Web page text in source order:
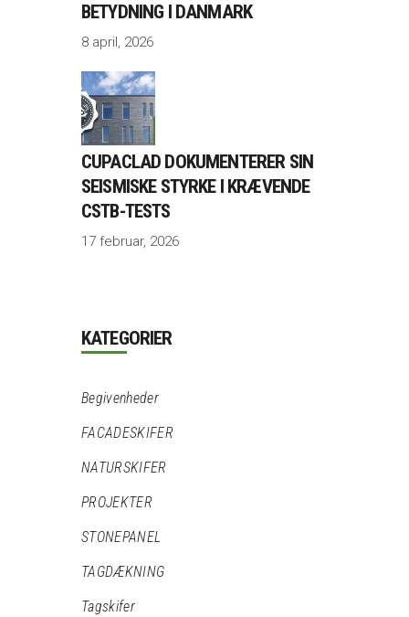
BETYDNING I DANMARK
8 april, 2026
CUPACLAD DOKUMENTERER SIN
SEISMISKE STYRKE I KRÆVENDE
CSTB-TESTS
17 februar, 2026
KATEGORIER
Begivenheder
FACADESKIFER
NATURSKIFER
PROJEKTER
STONEPANEL
TAGDÆKNING
Tagskifer